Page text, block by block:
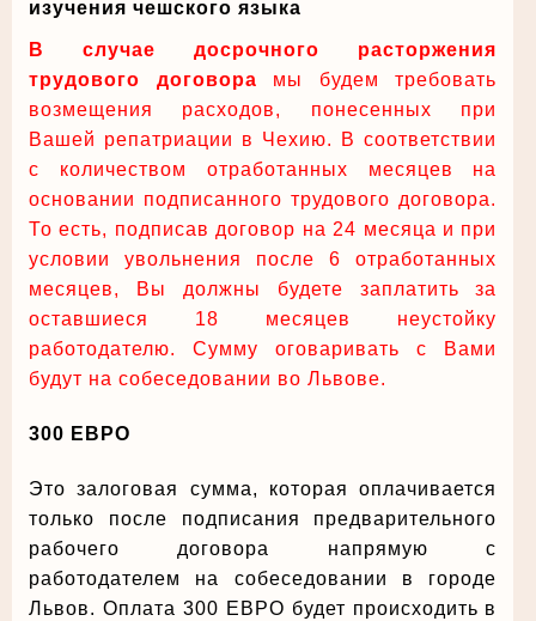
изучения чешского языка
В случае досрочного расторжения
трудового договора мы будем требовать
возмещения расходов, понесенных при
Вашей репатриации в Чехию. В соответствии
с количеством отработанных месяцев на
основании подписанного трудового договора.
То есть, подписав договор на 24 месяца и при
условии увольнения после 6 отработанных
месяцев, Вы должны будете заплатить за
оставшиеся 18 месяцев неустойку
работодателю. Сумму оговаривать с Вами
будут на собеседовании во Львове.
300 ЕВРО
Это залоговая сумма, которая оплачивается
только после подписания предварительного
рабочего договора напрямую с
работодателем на собеседовании в городе
Львов. Оплата 300 ЕВРО будет происходить в